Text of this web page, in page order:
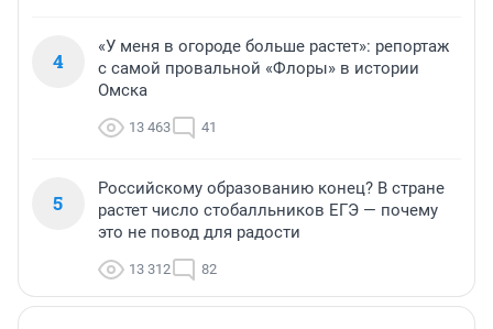
4
«У меня в огороде больше растет»: репортаж
с самой провальной «Флоры» в истории
Омска
13 463 41
5
Российскому образованию конец? В стране
растет число стобалльников ЕГЭ — почему
это не повод для радости
13 312 82